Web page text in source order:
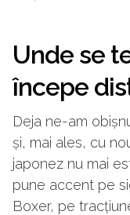
Unde se
începe
Deja ne-am
și, mai ales, cu
japonez nu mai
pune accent pe
Boxer, pe